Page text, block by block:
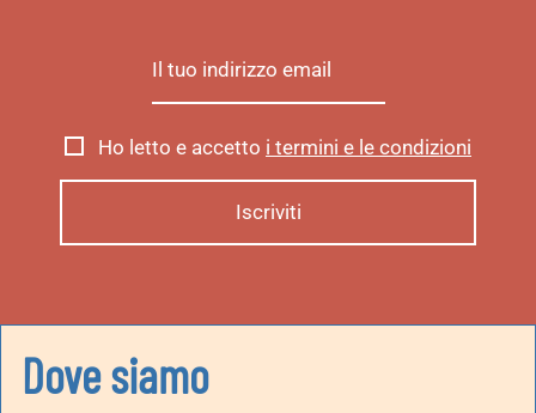
Ho letto e accetto i termini e le condizioni
Dove siamo